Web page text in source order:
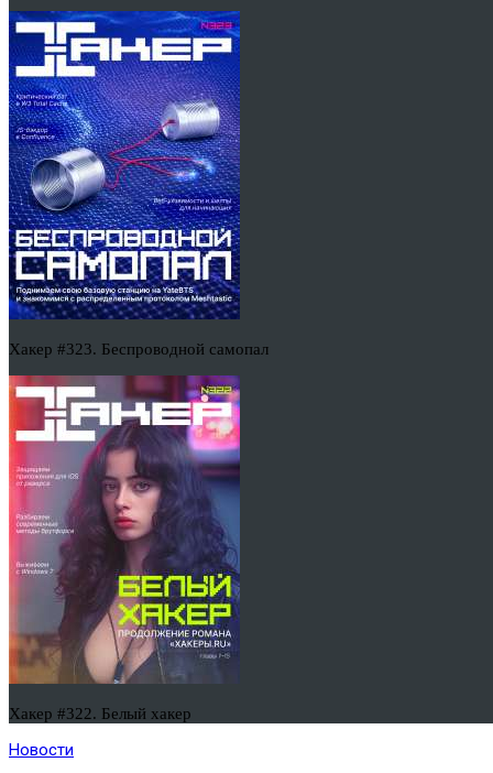
Хакер #323. Беспроводной самопал
Хакер #322. Белый хакер
Новости